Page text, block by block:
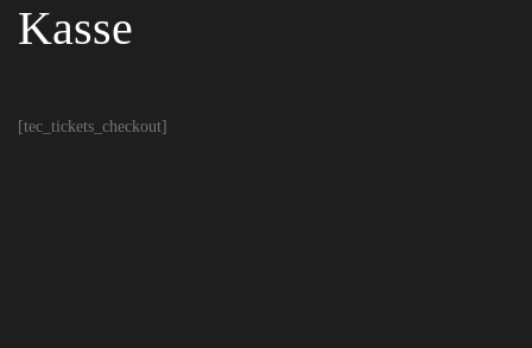
Kasse
[tec_tickets_checkout]